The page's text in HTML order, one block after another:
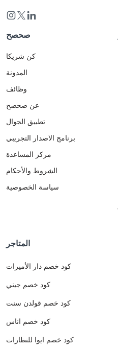
صحصح
كن شريكا
المدونة
وظائف
عن صحصح
تطبيق الجوال
برنامج الاصدار التجريبي
مركز المساعدة
الشروط والأحكام
سياسة الخصوصية
المتاجر
كود خصم دار الأميرات
كود خصم جيني
كود خصم قولدن سنت
كود خصم اناس
كود خصم ايوا للنظارات